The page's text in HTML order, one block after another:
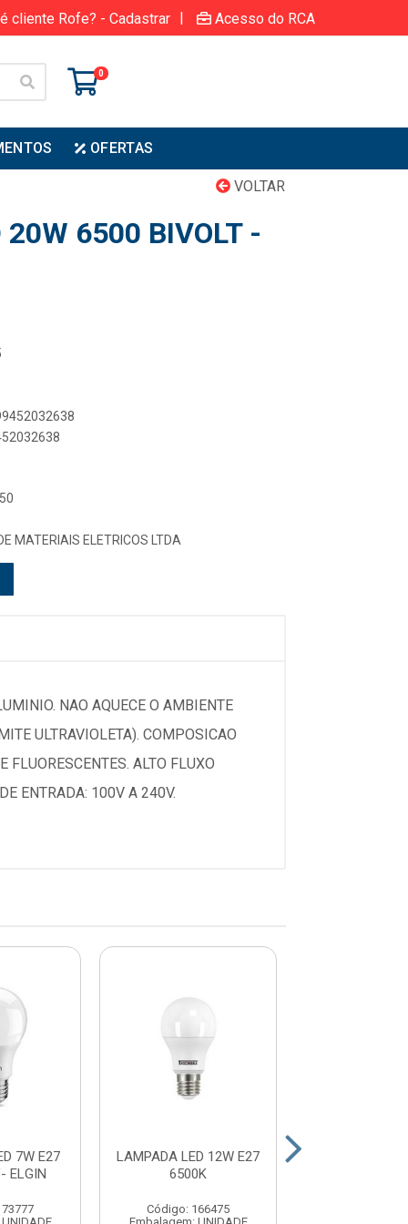
cliente Rofe? - Cadastrar | Acesso do RCA
0
OFERTAS
VOLTAR
20W 6500 BIVOLT -
MATERIAIS ELETRICOS LTDA
NAO AQUECE O AMBIENTE
ULTRAVIOLETA). COMPOSICAO
FLUORESCENTES. ALTO FLUXO
ENTRADA: 100V A 240V.
7W E27
ELGIN
LAMPADA LED 12W E27
6500K
Código: 166475